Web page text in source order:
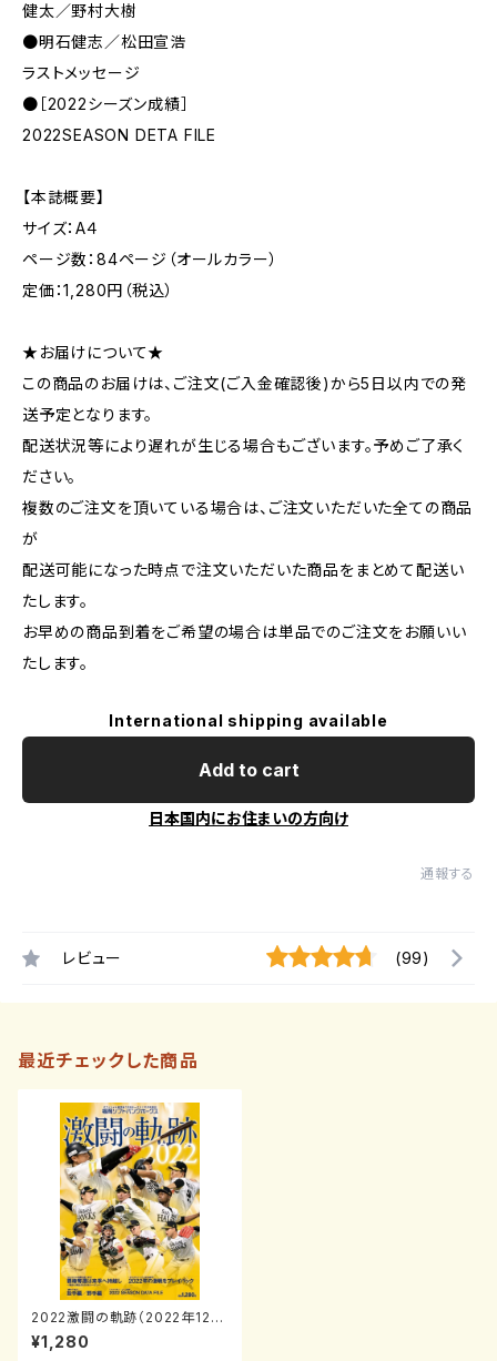
健太／野村大樹
●明石健志／松田宣浩
ラストメッセージ
●［2022シーズン成績］
2022SEASON DETA FILE
【本誌概要】
サイズ：A４
ページ数：84ページ（オールカラー）
定価：1,280円（税込）
★お届けについて★
この商品のお届けは、ご注文(ご入金確認後)から5日以内での発
送予定となります。
配送状況等により遅れが生じる場合もございます。予めご了承く
ださい。
複数のご注文を頂いている場合は、ご注文いただいた全ての商品
が
配送可能になった時点で注文いただいた商品をまとめて配送い
たします。
お早めの商品到着をご希望の場合は単品でのご注文をお願いい
たします。
International shipping available
Add to cart
日本国内にお住まいの方向け
通報する
レビュー (99)
最近チェックした商品
2022激闘の軌跡（2022年12月
号増刊）
¥1,280